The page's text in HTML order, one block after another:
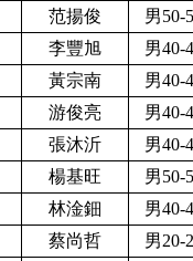
范揚俊
男50-
李豐旭
男40-
黃宗南
男40-
游俊亮
男40-
張沐沂
男40-
楊基旺
男50-
林淦鈿
男40-
蔡尚哲
男20-